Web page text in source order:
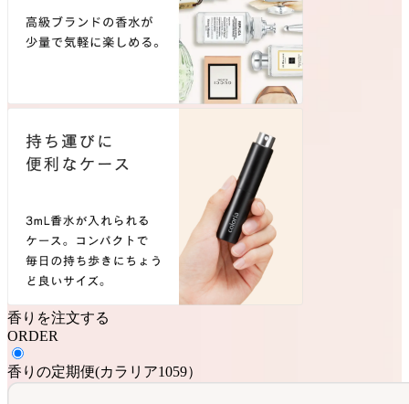
香りを注文する
ORDER
香りの定期便(カラリア1059）